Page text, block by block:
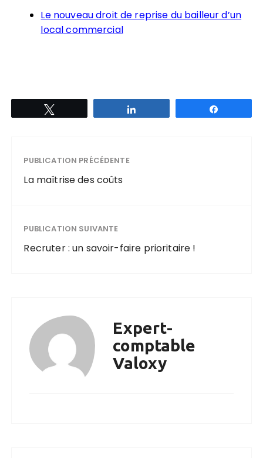
Le nouveau droit de reprise du bailleur d’un
local commercial
PUBLICATION PRÉCÉDENTE
La maîtrise des coûts
PUBLICATION SUIVANTE
Recruter : un savoir-faire prioritaire !
Expert-
comptable
Valoxy